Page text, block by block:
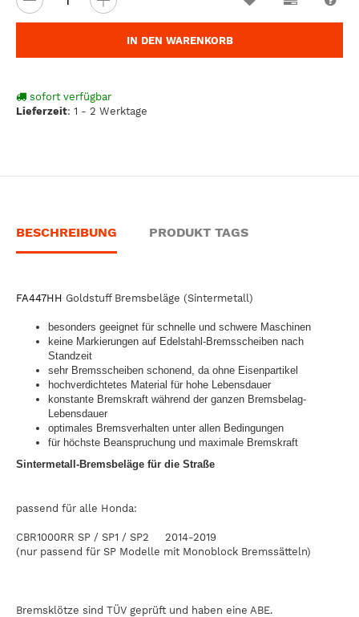
IN DEN WARENKORB
sofort verfügbar
Lieferzeit: 1 - 2 Werktage
BESCHREIBUNG PRODUKT TAGS
FA447HH Goldstuff Bremsbeläge (Sintermetall)
besonders geeignet für schnelle und schwere Maschinen
keine Markierungen auf Edelstahl-Bremsscheiben nach
Standzeit
sehr Bremsscheiben schonend, da ohne Eisenpartikel
hochverdichtetes Material für hohe Lebensdauer
konstante Bremskraft während der ganzen Bremsbelag-
Lebensdauer
optimales Bremsverhalten unter allen Bedingungen
für höchste Beanspruchung und maximale Bremskraft
Sintermetall-Bremsbeläge für die Straße
passend für alle Honda:
CBR1000RR SP / SP1 / SP2 2014-2019
(nur passend für SP Modelle mit Monoblock Bremssätteln)
Bremsklötze sind TÜV geprüft und haben eine ABE.